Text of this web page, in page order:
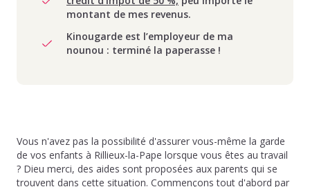
montant de mes revenus.
Kinougarde est l’employeur de ma
nounou : terminé la paperasse !
Vous n'avez pas la possibilité d'assurer vous-même la garde
de vos enfants à Rillieux-la-Pape lorsque vous êtes au travail
? Dieu merci, des aides sont proposées aux parents qui se
trouvent dans cette situation. Commençons tout d'abord par